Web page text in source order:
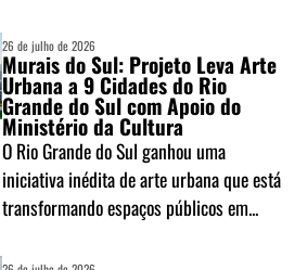
26 de julho de 2026
Murais do Sul: Projeto Leva Arte
Urbana a 9 Cidades do Rio
Grande do Sul com Apoio do
Ministério da Cultura
O Rio Grande do Sul ganhou uma
iniciativa inédita de arte urbana que está
transformando espaços públicos em...